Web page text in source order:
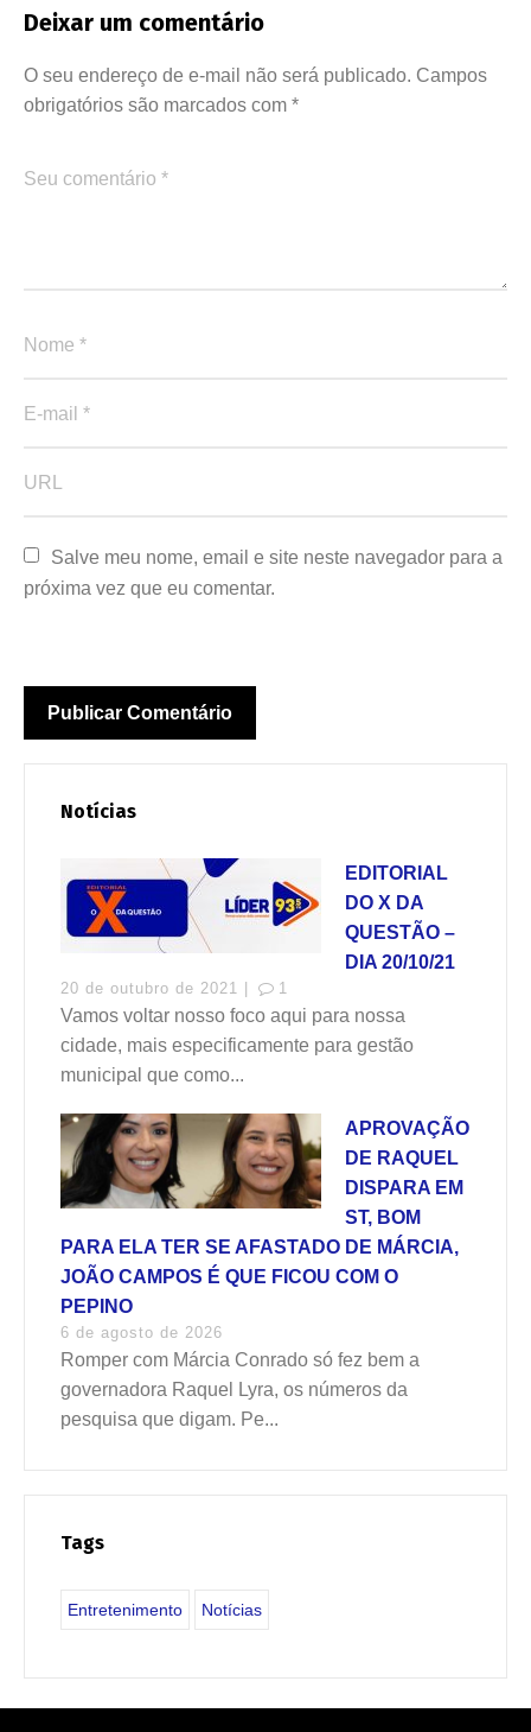
Deixar um comentário
O seu endereço de e-mail não será publicado. Campos
obrigatórios são marcados com *
Salve meu nome, email e site neste navegador para a
próxima vez que eu comentar.
Notícias
EDITORIAL
DO X DA
QUESTÃO –
DIA 20/10/21
20 de outubro de 2021 | 1
Vamos voltar nosso foco aqui para nossa
cidade, mais especificamente para gestão
municipal que como...
APROVAÇÃO
DE RAQUEL
DISPARA EM
ST, BOM
PARA ELA TER SE AFASTADO DE MÁRCIA,
JOÃO CAMPOS É QUE FICOU COM O
PEPINO
6 de agosto de 2026
Romper com Márcia Conrado só fez bem a
governadora Raquel Lyra, os números da
pesquisa que digam. Pe...
Tags
Entretenimento Notícias